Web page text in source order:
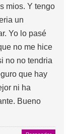
mios. Y tengo
un
Yo lo pasé
no me hice
no no tendria
que hay
ni ha
Bueno